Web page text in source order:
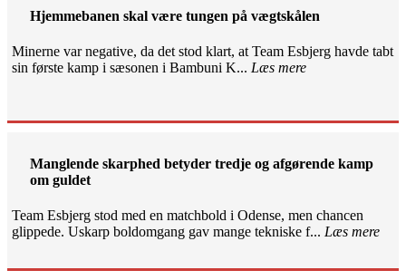
Hjemmebanen skal være tungen på vægtskålen
Minerne var negative, da det stod klart, at Team Esbjerg havde tabt
sin første kamp i sæsonen i Bambuni K... Læs mere
Manglende skarphed betyder tredje og afgørende kamp
om guldet
Team Esbjerg stod med en matchbold i Odense, men chancen
glippede. Uskarp boldomgang gav mange tekniske f... Læs mere